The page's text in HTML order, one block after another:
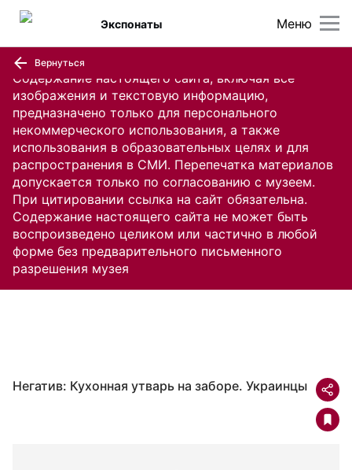
Содержание настоящего сайта, включая все
изображения и текстовую информацию,
предназначено только для персонального
некоммерческого использования, а также
использования в образовательных целях и для
распространения в СМИ. Перепечатка материалов
допускается только по согласованию с музеем.
При цитировании ссылка на сайт обязательна.
Содержание настоящего сайта не может быть
воспроизведено целиком или частично в любой
форме без предварительного письменного
разрешения музея
Меню
Экспонаты
Вернуться
Негатив: Кухонная утварь на заборе. Украинцы